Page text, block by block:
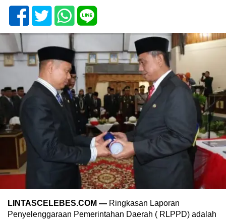
LINTASCELEBES.COM — Ringkasan Laporan
Penyelenggaraan Pemerintahan Daerah ( RLPPD) adalah